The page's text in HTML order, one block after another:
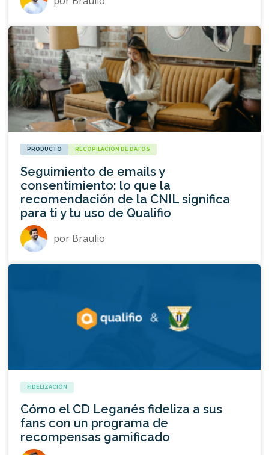
PRODUCTO RECOPILACIÓN DE DATOS
Seguimiento de emails y
consentimiento: lo que la
recomendación de la CNIL significa
para ti y tu uso de Qualifio
por Braulio
FIDELIZACIÓN
Cómo el CD Leganés fideliza a sus
fans con un programa de
recompensas gamificado